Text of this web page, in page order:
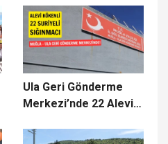
Ula Geri Gönderme
Merkezi’nde 22 Alevi
sığınmacı tutuluyor